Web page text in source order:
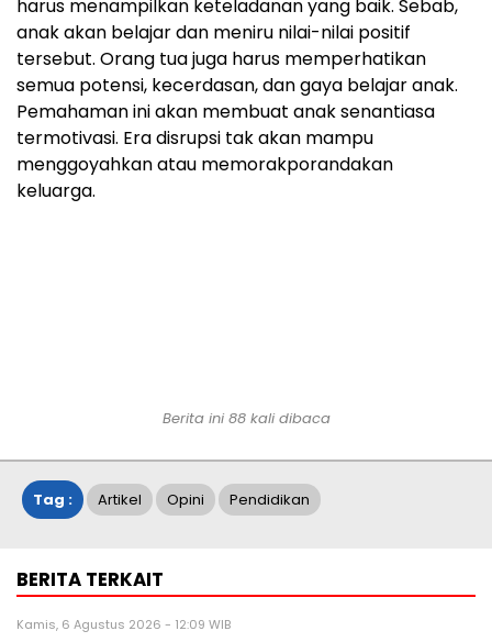
harus menampilkan keteladanan yang baik. Sebab,
anak akan belajar dan meniru nilai-nilai positif
tersebut. Orang tua juga harus memperhatikan
semua potensi, kecerdasan, dan gaya belajar anak.
Pemahaman ini akan membuat anak senantiasa
termotivasi. Era disrupsi tak akan mampu
menggoyahkan atau memorakporandakan
keluarga.
Berita ini 88kali dibaca
Tag : Artikel Opini Pendidikan
BERITA TERKAIT
Kamis, 6 Agustus 2026 - 12:09 WIB